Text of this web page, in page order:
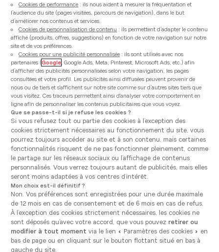
Nosfaçadespour une cuisine
unique
La façade est l'élément extérieur qui confère à
votre cuisine son esthétique exceptionnelle. Que
vous aspiriez à une cuisine moderne et épurée,
rustique et chaleureuse, ou contemporaine et
élégante, notre gamme offre une variété de
Cookies de performance : ils nous aident à mesurer la fréquentation et
l’audience du site (pages visitées, parcours de navigation), dans le but
d’améliorer nos contenus et services.
Cookies de personnalisation de contenu : ils permettent d’adapter le contenu
affiché (produits, offres, suggestions) en fonction de votre navigation sur notre
site et de vos préférences.
Cookies pour une publicité personnalisée : ils sont utilisés avec nos
partenaires (Google, Google Ads, Meta, Pinterest, Microsoft Ads, etc.) afin
d’afficher des publicités personnalisées selon votre navigation, les pages
consultées et votre profil. Les publicités ainsi diffusées peuvent provenir de
nous ou de tiers et s'affichent sur notre site comme sur d’autres sites tiers que
vous visitez. Ces traceurs permettent ainsi d'analyser votre comportement en
ligne afin de personnaliser les contenus publicitaires que vous voyez.
Que se passe-t-il si je refuse les cookies ?
Si vous refusez tout ou partie des cookies à l’exception des
cookies strictement nécessaires au fonctionnement du site, vous
pourrez toujours accéder au site et à son contenu, mais certaines
fonctionnalités risquent de ne pas fonctionner pleinement, comme
le partage sur les réseaux sociaux ou l’affichage de contenus
personnalisés. Vous verrez toujours autant de publicités, mais elles
seront moins adaptées à vos centres d’intérêt.
Mon choix est-il définitif ?
Non. Vos préférences sont enregistrées pour une durée maximale
de 12 mois en cas de consentement et de 6 mois en cas de refus.
À l’exception des cookies strictement nécessaires, les cookies ne
sont déposés qu’avec votre accord, que vous pouvez retirer ou
modifier à tout moment via le lien « Paramètres des cookies » en
bas de page ou en cliquant sur le bouton flottant situé en bas à
gauche du site.